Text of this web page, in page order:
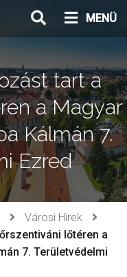
MENÜ
tart a
a Magyar
Kálmán 7.
Ezred
Városi Hírek
lőtéren a
7. Területvédelmi